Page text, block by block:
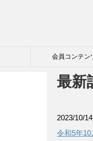
会員コンテン
最新
2023/10/14
令和5年